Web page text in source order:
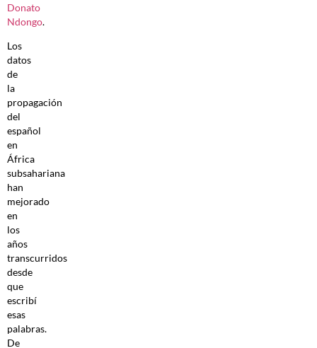
Donato
Ndongo.
Los
datos
de
la
propagación
del
español
en
África
subsahariana
han
mejorado
en
los
años
transcurridos
desde
que
escribí
esas
palabras.
De